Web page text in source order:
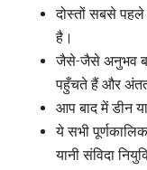
दोस्तों सबसे
है।
जैसे-जैसे अनुभव
पहुँचते हैं और
आप बाद में डीन
ये सभी
यानी संविदा